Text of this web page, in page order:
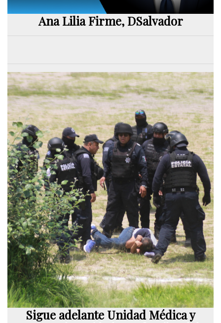
Ana Lilia Firme, DSalvador
Sigue adelante Unidad Médica y